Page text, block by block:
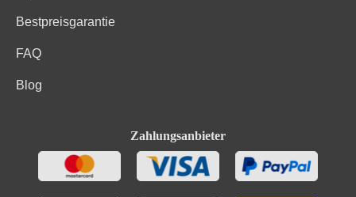
Bestpreisgarantie
FAQ
Blog
Zahlungsanbieter